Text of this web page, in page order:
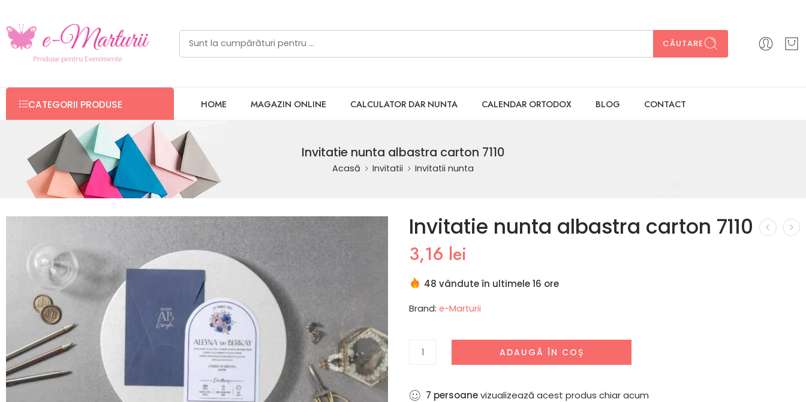
CĂUTARE
CATEGORII PRODUSE HOME MAGAZIN ONLINE CALCULATOR DAR NUNTA CALENDAR ORTODOX BLOG CONTACT
Invitatie nunta albastra carton 7110
Acasă Invitatii Invitatii nunta
Invitatie nunta albastra carton 7110
3,16 lei
48 vândute în ultimele 16 ore
Brand: e-Marturii
ADAUGĂ ÎN COȘ
4 persoanevizualizează acest produs chiar acum